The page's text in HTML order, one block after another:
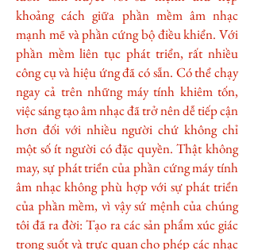
khoảng cách giữa phần mềm âm nhạc
mạnh mẽ và phần cứng bộ điều khiển. Với
phần mềm liên tục phát triển, rất nhiều
công cụ và hiệu ứng đã có sẵn. Có thể chạy
ngay cả trên những máy tính khiêm tốn,
việc sáng tạo âm nhạc đã trở nên dễ tiếp cận
hơn đối với nhiều người chứ không chỉ
một số ít người có đặc quyền. Thật không
may, sự phát triển của phần cứng máy tính
âm nhạc không phù hợp với sự phát triển
của phần mềm, vì vậy sứ mệnh của chúng
tôi đã ra đời: Tạo ra các sản phẩm xúc giác
trong suốt và trực quan cho phép các nhạc